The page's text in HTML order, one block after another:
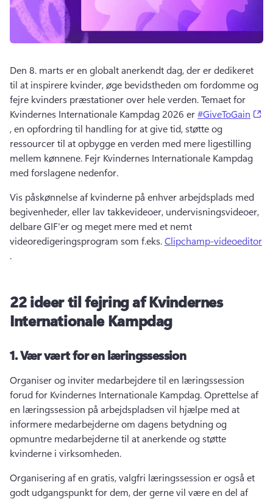
Den 8. marts er en globalt anerkendt dag, der er dedikeret
til at inspirere kvinder, øge bevidstheden om fordomme og
fejre kvinders præstationer over hele verden. Temaet for
Kvindernes Internationale Kampdag 2026 er #GiveToGain
, en opfordring til handling for at give tid, støtte og
ressourcer til at opbygge en verden med mere ligestilling
mellem kønnene. Fejr Kvindernes Internationale Kampdag
med forslagene nedenfor.
Vis påskønnelse af kvinderne på enhver arbejdsplads med
begivenheder, eller lav takkevideoer, undervisningsvideoer,
delbare GIF'er og meget mere med et nemt
videoredigeringsprogram som f.eks. Clipchamp-videoeditor
.
22 ideer til fejring af Kvindernes
Internationale Kampdag
1.Vær vært for en læringssession
Organiser og inviter medarbejdere til en læringssession
forud for Kvindernes Internationale Kampdag. Oprettelse af
en læringssession på arbejdspladsen vil hjælpe med at
informere medarbejderne om dagens betydning og
opmuntre medarbejderne til at anerkende og støtte
kvinderne i virksomheden.
Organisering af en gratis, valgfri læringssession er også et
godt udgangspunkt for dem, der gerne vil være en del af